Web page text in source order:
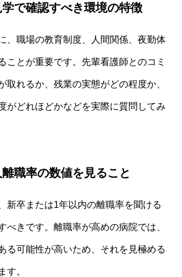
で確認すべき環境の特徴
、職場の教育制度、人間関係、夜勤体
ことが重要です。先輩看護師とのコミ
取れるか、残業の実態がどの程度か、
がどれほどかなどを実際に質問してみ
職率の数値を見ること
新卒または1年以内の離職率を聞ける
べきです。離職率が高めの病院では、
る可能性が高いため、それを見極める
す。